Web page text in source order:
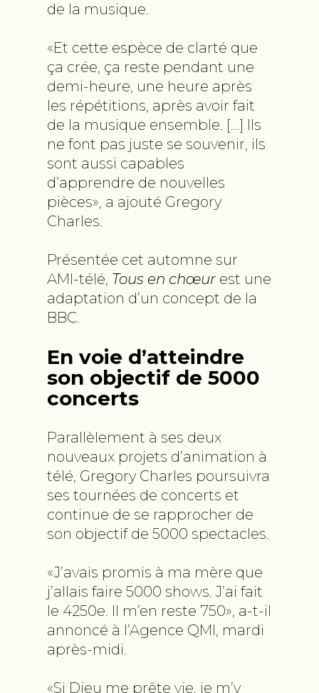
de la musique.
«Et cette espèce de clarté que
ça crée, ça reste pendant une
demi-heure, une heure après
les répétitions, après avoir fait
de la musique ensemble. […] Ils
ne font pas juste se souvenir, ils
sont aussi capables
d’apprendre de nouvelles
pièces», a ajouté Gregory
Charles.
Présentée cet automne sur
AMI-télé, Tous en chœur est une
adaptation d’un concept de la
BBC.
En voie d’atteindre
son objectif de 5000
concerts
Parallèlement à ses deux
nouveaux projets d’animation à
télé, Gregory Charles poursuivra
ses tournées de concerts et
continue de se rapprocher de
son objectif de 5000 spectacles.
«J’avais promis à ma mère que
j’allais faire 5000 shows. J’ai fait
le 4250e. Il m’en reste 750», a-t-il
annoncé à l’Agence QMI, mardi
après-midi.
«Si Dieu me prête vie, je m’y